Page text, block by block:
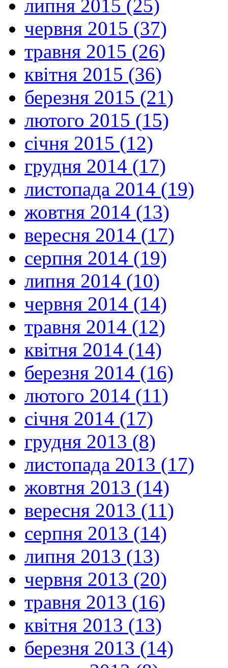
липня 2015 (25)
червня 2015 (37)
травня 2015 (26)
квітня 2015 (36)
березня 2015 (21)
лютого 2015 (15)
січня 2015 (12)
грудня 2014 (17)
листопада 2014 (19)
жовтня 2014 (13)
вересня 2014 (17)
серпня 2014 (19)
липня 2014 (10)
червня 2014 (14)
травня 2014 (12)
квітня 2014 (14)
березня 2014 (16)
лютого 2014 (11)
січня 2014 (17)
грудня 2013 (8)
листопада 2013 (17)
жовтня 2013 (14)
вересня 2013 (11)
серпня 2013 (14)
липня 2013 (13)
червня 2013 (20)
травня 2013 (16)
квітня 2013 (13)
березня 2013 (14)